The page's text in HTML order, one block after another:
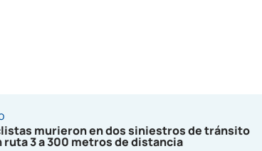
murieron en dos siniestros de tránsito
3 a 300 metros de distancia